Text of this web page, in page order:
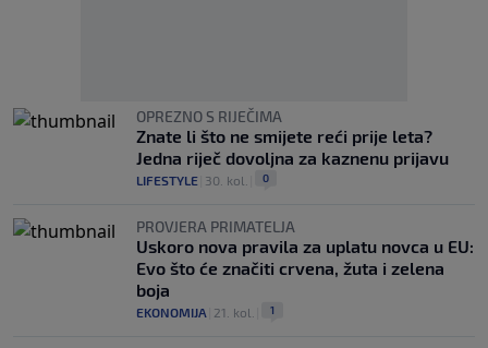
OPREZNO S RIJEČIMA
Znate li što ne smijete reći prije leta?
Jedna riječ dovoljna za kaznenu prijavu
LIFESTYLE 30. kol. 0
PROVJERA PRIMATELJA
Uskoro nova pravila za uplatu novca u EU:
Evo što će značiti crvena, žuta i zelena
boja
EKONOMIJA 21. kol. 1